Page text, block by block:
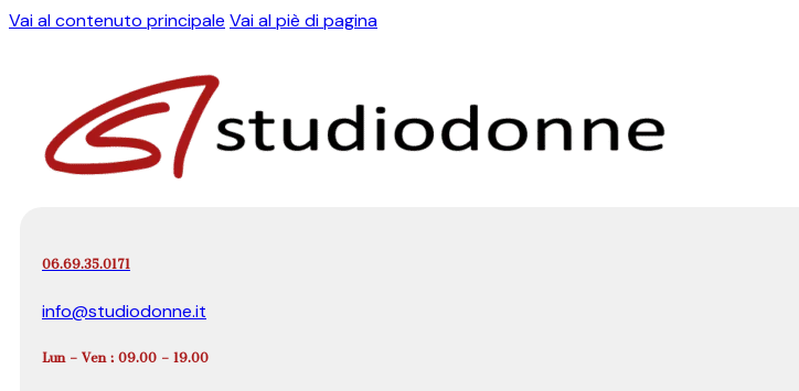
Vai al contenuto principale Vai al piè di pagina
06.69.35.0171
info@studiodonne.it
Lun – Ven : 09.00 – 19.00